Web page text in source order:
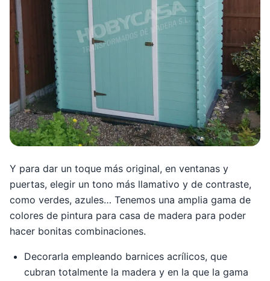
Y para dar un toque más original, en ventanas y
puertas, elegir un tono más llamativo y de contraste,
como verdes, azules… Tenemos una amplia gama de
colores de pintura para casa de madera para poder
hacer bonitas combinaciones.
Decorarla empleando barnices acrílicos, que
cubran totalmente la madera y en la que la gama